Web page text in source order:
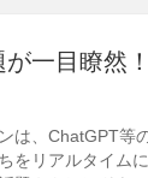
一目瞭然
は、ChatGPT等
をリアルタイム